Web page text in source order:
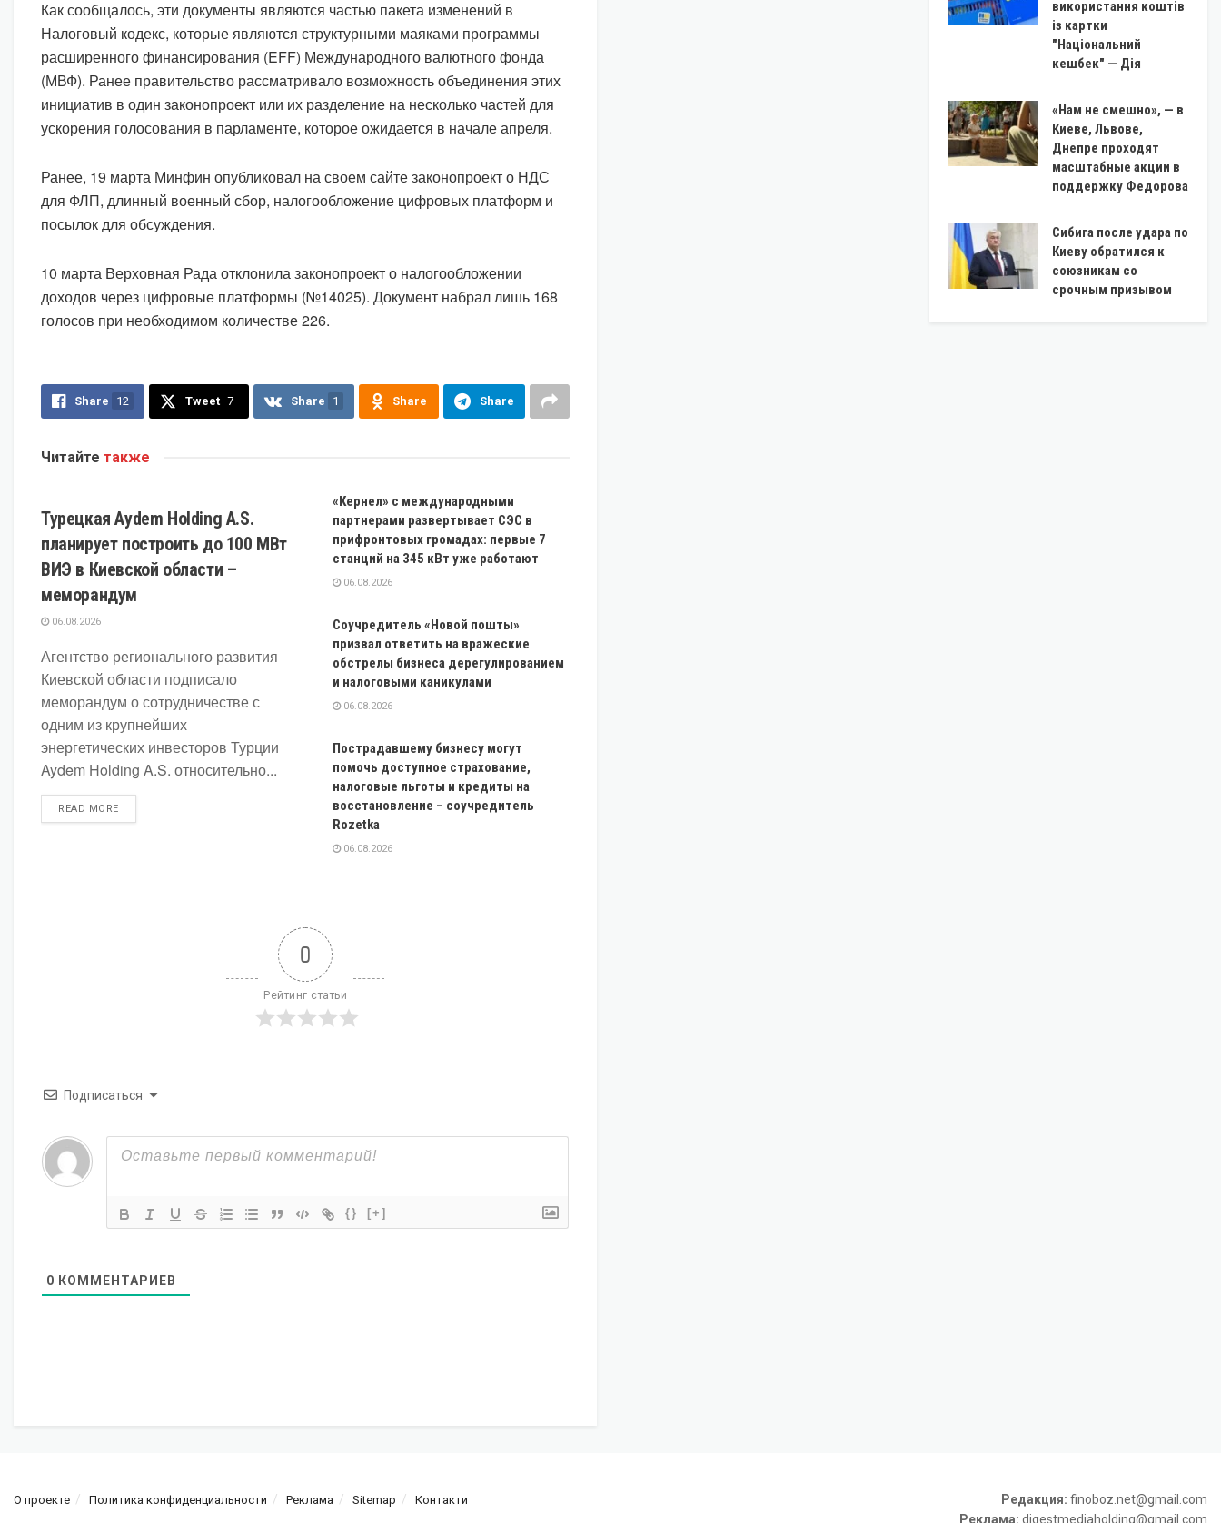
Как сообщалось, эти документы являются частью пакета изменений в
Налоговый кодекс, которые являются структурными маяками программы
расширенного финансирования (EFF) Международного валютного фонда
(МВФ). Ранее правительство рассматривало возможность объединения этих
инициатив в один законопроект или их разделение на несколько частей для
ускорения голосования в парламенте, которое ожидается в начале апреля.
Ранее, 19 марта Минфин опубликовал на своем сайте законопроект о НДС
для ФЛП, длинный военный сбор, налогообложение цифровых платформ и
посылок для обсуждения.
10 марта Верховная Рада отклонила законопроект о налогообложении
доходов через цифровые платформы (№14025). Документ набрал лишь 168
голосов при необходимом количестве 226.
Share 12 Tweet 7 Share 1 Share Share
Читайте также
Турецкая Aydem Holding A.S.
планирует построить до 100 МВт
ВИЭ в Киевской области –
меморандум
06.08.2026
Агентство регионального развития
Киевской области подписало
меморандум о сотрудничестве с
одним из крупнейших
энергетических инвесторов Турции
Aydem Holding A.S. относительно...
READ MOREDETAILS
«Кернел» с международными
партнерами развертывает СЭС в
прифронтовых громадах: первые 7
станций на 345 кВт уже работают
06.08.2026
Соучредитель «Новой пошты»
призвал ответить на вражеские
обстрелы бизнеса дерегулированием
и налоговыми каникулами
06.08.2026
Пострадавшему бизнесу могут
помочь доступное страхование,
налоговые льготы и кредиты на
восстановление – соучредитель
Rozetka
06.08.2026
0
Рейтинг статьи
Подписаться
{} [+]
0 КОММЕНТАРИЕВ
використання коштів
із картки
"Національний
кешбек" — Дія
«Нам не смешно», — в
Киеве, Львове,
Днепре проходят
масштабные акции в
поддержку Федорова
Сибига после удара по
Киеву обратился к
союзникам со
срочным призывом
О проекте Политика конфиденциальности Реклама Sitemap Контакти Редакция: finoboz.net@gmail.com
Реклама: digestmediaholding@gmail.com